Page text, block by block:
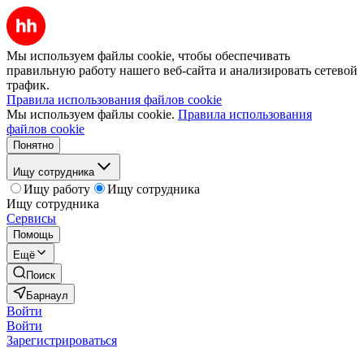
Мы используем файлы cookie, чтобы обеспечивать
правильную работу нашего веб-сайта и анализировать сетевой
трафик.
Правила использования файлов cookie
Мы используем файлы cookie. Правила использования
файлов cookie
Понятно
Ищу сотрудника
Ищу работу
Ищу сотрудника
Ищу сотрудника
Сервисы
Помощь
Ещё
Поиск
Барнаул
Войти
Войти
Зарегистрироваться